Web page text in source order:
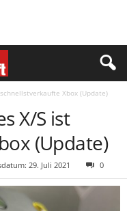
Xbox (Update)
X/S ist
(Update)
29. Juli 2021 0